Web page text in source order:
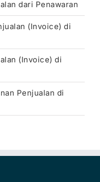
dari Penawaran
(Invoice) di
(Invoice) di
Penjualan di